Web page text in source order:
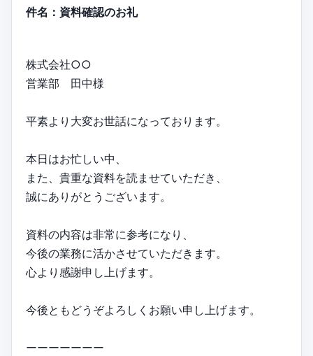
件名：資料確認のお礼
株式会社○○
営業部 田中様
平素より大変お世話になっております。
本日はお忙しい中、
また、貴重な資料を読ませていただき、
誠にありがとうございます。
資料の内容は非常に参考になり、
今後の業務に活かさせていただきます。
心より感謝申し上げます。
今後ともどうぞよろしくお願い申し上げます。
ーーーーーーー